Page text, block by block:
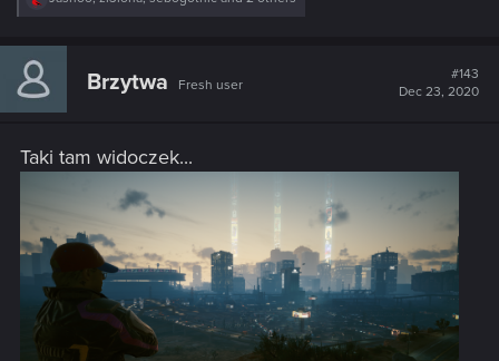
c
i
:
Brzytwa Fresh user
#143
Dec 23, 2020
Taki tam widoczek...